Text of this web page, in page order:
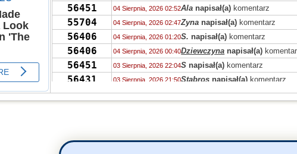
56451 04 Sierpnia, 2026 02:52Ala napisał(a) komentarz
55704 04 Sierpnia, 2026 02:47Zyna napisał(a) komentarz
56406 04 Sierpnia, 2026 01:20S. napisał(a) komentarz
56406 04 Sierpnia, 2026 00:40Dziewczyna napisał(a)
56451 03 Sierpnia, 2026 22:04S napisał(a) komentarz
56431 03 Sierpnia, 2026 21:50Stabros napisał(a) komentarz
56405 03 Sierpnia, 2026 21:43Stabrosnapisał(a)komentarz